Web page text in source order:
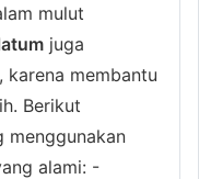
mulut
juga
karena membantu
Berikut
menggunakan
alami: -